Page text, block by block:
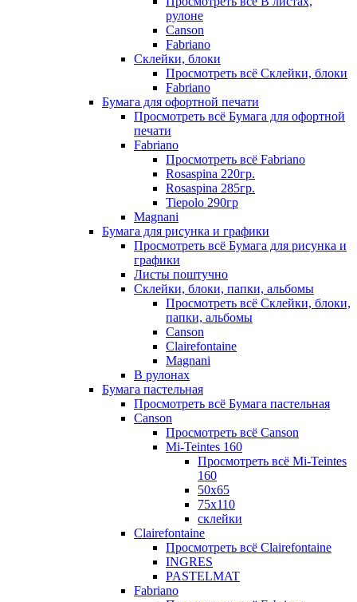
рулоне
Canson
Fabriano
Склейки, блоки
Просмотреть всё Склейки, блоки
Fabriano
Бумага для офортной печати
Просмотреть всё Бумага для офортной
печати
Fabriano
Просмотреть всё Fabriano
Rosaspina 220гр.
Rosaspina 285гр.
Tiepolo 290гр
Magnani
Бумага для рисунка и графики
Просмотреть всё Бумага для рисунка и
графики
Листы поштучно
Склейки, блоки, папки, альбомы
Просмотреть всё Склейки, блоки,
папки, альбомы
Canson
Clairefontaine
Magnani
В рулонах
Бумага пастельная
Просмотреть всё Бумага пастельная
Canson
Просмотреть всё Canson
Mi-Teintes 160
Просмотреть всё Mi-Teintes
160
50х65
75х110
склейки
Clairefontaine
Просмотреть всё Clairefontaine
INGRES
PASTELMAT
Fabriano